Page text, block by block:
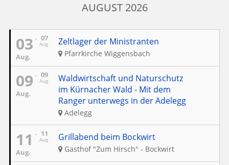
AUGUST 2026
07
Aug
03
Aug.
Zeltlager der Ministranten
Pfarrkirche Wiggensbach
09
Aug
09
Aug.
Waldwirtschaft und Naturschutz
im Kürnacher Wald - Mit dem
Ranger unterwegs in der Adelegg
Adelegg
11
Aug
11
Aug.
Grillabend beim Bockwirt
Gasthof "Zum Hirsch" - Bockwirt